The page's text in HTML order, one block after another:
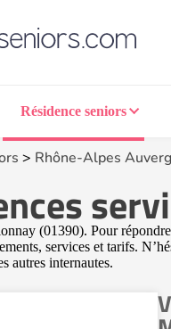
Résidence seniors
> Rhône-Alpes
(01390). Pour
services et tarifs.
autres internautes.